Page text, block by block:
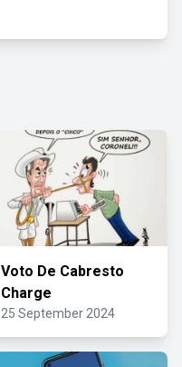
Voto De Cabresto
Charge
25 September 2024